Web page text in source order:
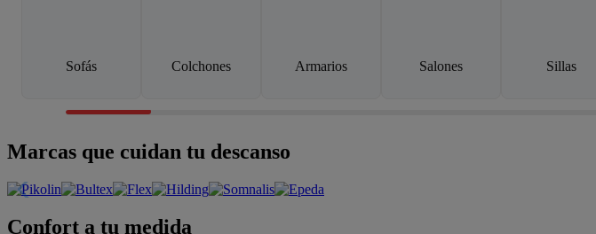
Sofás Colchones Armarios Salones Sillas
Marcas que cuidan tu descanso
Confort a tu medida